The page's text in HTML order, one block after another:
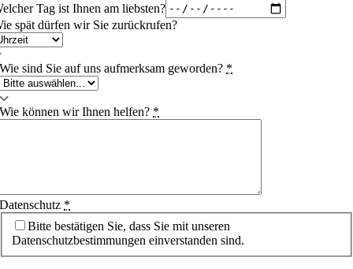
Tag ist Ihnen am liebsten?
spät dürfen wir Sie zurückrufen?
Wie sind Sie auf uns aufmerksam geworden? *
Wie können wir Ihnen helfen? *
Datenschutz *
Bitte bestätigen Sie, dass Sie mit unseren
Datenschutzbestimmungen einverstanden sind.